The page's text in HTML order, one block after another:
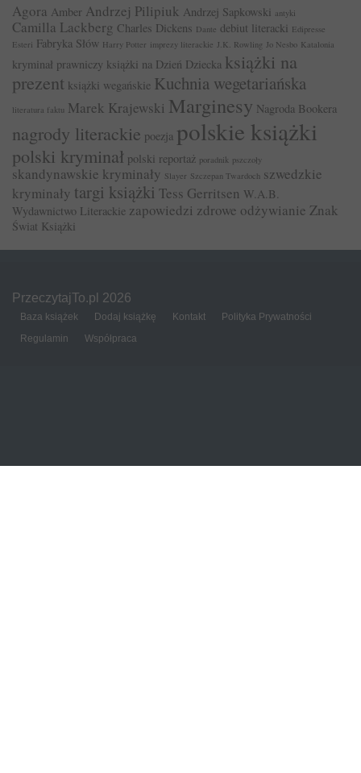
Agora Amber Andrzej Pilipiuk Andrzej Sapkowski antyki
Camilla Lackberg Charles Dickens Dante debiut literacki Edipresse
Esteri Fabryka Słów Harry Potter imprezy literackie J.K. Rowling Jo Nesbo Katalonia
kryminał prawniczy książki na Dzień Dziecka książki na
prezent książki wegańskie Kuchnia wegetariańska
literatura faktu Marek Krajewski Marginesy Nagroda Bookera
nagrody literackie poezja polskie książki
polski kryminał polski reportaż poradnik pszczoły
skandynawskie kryminały Slayer Szczepan Twardoch szwedzkie
kryminały targi książki Tess Gerritsen W.A.B.
Wydawnictwo Literackie zapowiedzi zdrowe odżywianie Znak
Świat Książki
PrzeczytajTo.pl 2026
Baza książek Dodaj książkę Kontakt
Polityka Prywatności
Regulamin
Współpraca